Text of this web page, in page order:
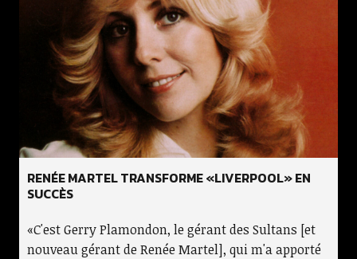
RENÉE MARTEL TRANSFORME «LIVERPOOL» EN
SUCCÈS
«C'est Gerry Plamondon, le gérant des Sultans [et
nouveau gérant de Renée Martel], qui m'a apporté